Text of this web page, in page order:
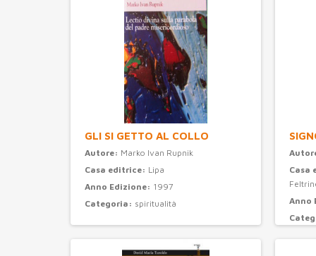
GLI SI GETTO AL COLLO
Autore: Marko Ivan Rupnik
Casa editrice: Lipa
Anno Edizione: 1997
Categoria: spiritualità
Casa
Anno